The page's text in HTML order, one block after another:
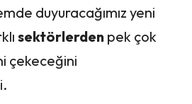
duyuracağımız yeni
sektörlerden pek çok
çekeceğini